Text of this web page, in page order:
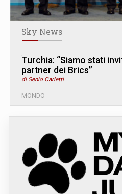
Sky News
Turchia: “Siamo stati
partner dei Brics”
di Senio Carletti
MONDO